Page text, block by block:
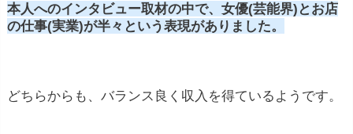
本人へのインタビュー取材の中で、女優(芸能界)とお店
の仕事(実業)が半々という表現がありました。
どちらからも、バランス良く収入を得ているようです。